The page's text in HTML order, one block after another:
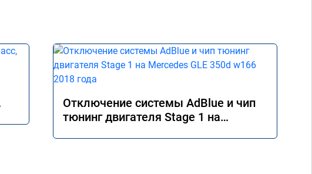
Отключение системы AdBlue и чип
тюнинг двигателя Stage 1 на